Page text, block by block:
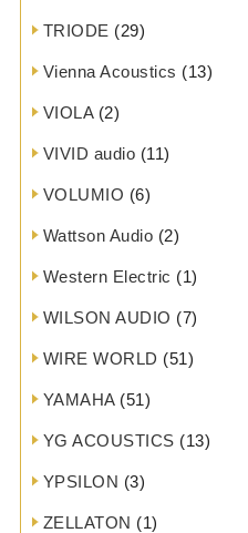
TRIODE (29)
Vienna Acoustics (13)
VIOLA(2)
VIVID audio (11)
VOLUMIO (6)
Wattson Audio (2)
Western Electric (1)
WILSON AUDIO (7)
WIRE WORLD (51)
YAMAHA(51)
YG ACOUSTICS (13)
YPSILON (3)
ZELLATON (1)